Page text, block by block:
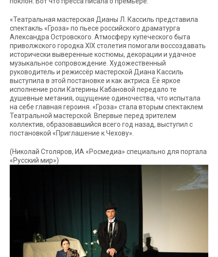
«Театральная мастерская Дианы Л. Кассиль представила
спектакль «Гроза» по пьесе российского драматурга
Александра Островского. Атмосферу купеческого быта
приволжского городка XIX столетия помогали воссоздавать
исторически выверенные костюмы, декорации и удачное
музыкальное сопровождение. Художественный
руководитель и режиссёр мастерской Диана Кассиль
выступила в этой постановке и как актриса. Её яркое
исполнение роли Катерины Кабановой передало те
душевные метания, ощущение одиночества, что испытала
на себе главная героиня. «Гроза» стала вторым спектаклем
Театральной мастерской. Впервые перед зрителем
коллектив, образовавшийся всего год назад, выступил с
постановкой «Приглашение к Чехову».
(Николай Столяров, ИА «Росмедиа» специально для портала
«Русский мир»)